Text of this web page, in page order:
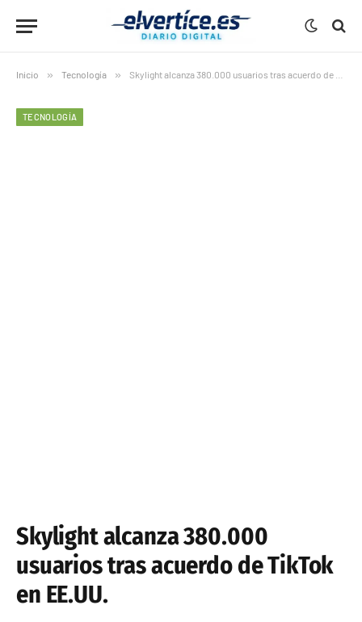
Inicio » Tecnología » Skylight alcanza 380.000 usuarios tras acuerdo de TikTok en EE.UU.
TECNOLOGÍA
Skylight alcanza 380.000
usuarios tras acuerdo de TikTok
en EE.UU.